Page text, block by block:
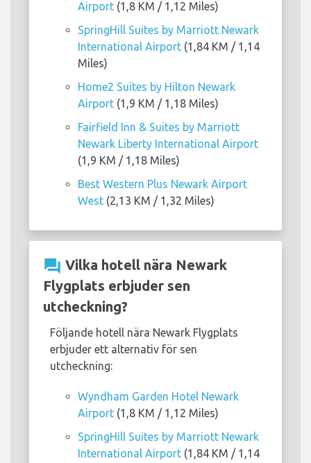
Airport (1,8 KM / 1,12 Miles)
SpringHill Suites by Marriott Newark
International Airport (1,84 KM / 1,14
Miles)
Home2 Suites by Hilton Newark
Airport (1,9 KM / 1,18 Miles)
Fairfield Inn & Suites by Marriott
Newark Liberty International Airport
(1,9 KM / 1,18 Miles)
Best Western Plus Newark Airport
West (2,13 KM / 1,32 Miles)
question_answer Vilka hotell nära Newark
Flygplats erbjuder sen
utcheckning?
Följande hotell nära Newark Flygplats
erbjuder ett alternativ för sen
utcheckning:
Wyndham Garden Hotel Newark
Airport (1,8 KM / 1,12 Miles)
SpringHill Suites by Marriott Newark
International Airport (1,84 KM / 1,14